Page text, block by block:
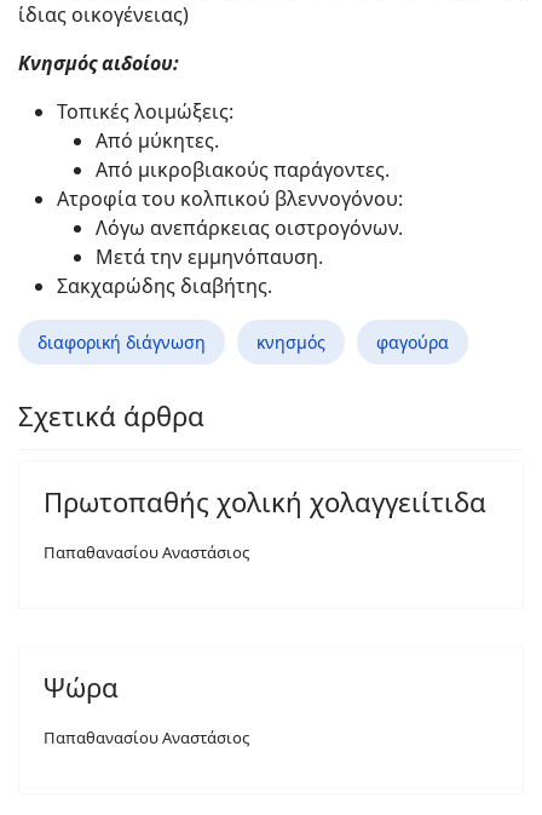
ίδιας οικογένειας)
Κνησμός αιδοίου:
Τοπικές λοιμώξεις:
Από μύκητες.
Από μικροβιακούς παράγοντες.
Ατροφία του κολπικού βλεννογόνου:
Λόγω ανεπάρκειας οιστρογόνων.
Μετά την εμμηνόπαυση.
Σακχαρώδης διαβήτης.
διαφορική διάγνωση κνησμός φαγούρα
Σχετικά άρθρα
Πρωτοπαθής χολική χολαγγειίτιδα
Παπαθανασίου Αναστάσιος
Ψώρα
Παπαθανασίου Αναστάσιος